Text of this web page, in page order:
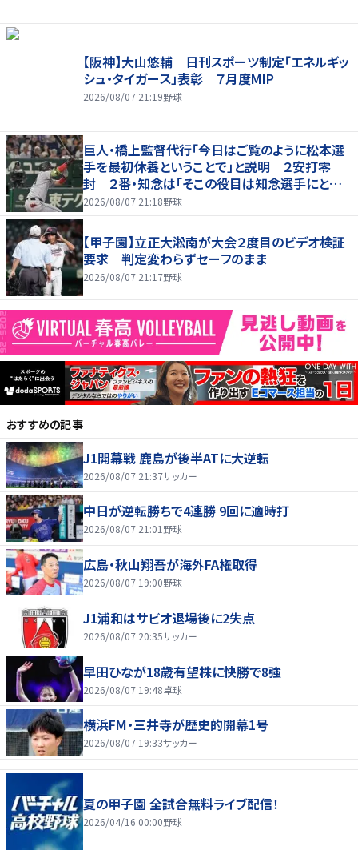
【阪神】大山悠輔 日刊スポーツ制定「エネルギッ
シュ・タイガース」表彰 ７月度MIP
2026/08/07 21:19野球
巨人・橋上監督代行「今日はご覧のように松本選
手を最初休養ということで」と説明 ２安打零
封 ２番・知念は「そこの役目は知念選手にという
形」
2026/08/07 21:18野球
【甲子園】立正大淞南が大会２度目のビデオ検証
要求 判定変わらずセーフのまま
2026/08/07 21:17野球
おすすめの記事
J1開幕戦 鹿島が後半ATに大逆転
2026/08/07 21:37サッカー
中日が逆転勝ちで4連勝 9回に適時打
2026/08/07 21:01野球
広島・秋山翔吾が海外FA権取得
2026/08/07 19:00野球
J1浦和はサビオ退場後に2失点
2026/08/07 20:35サッカー
早田ひなが18歳有望株に快勝で8強
2026/08/07 19:48卓球
横浜FM・三井寺が歴史的開幕1号
2026/08/07 19:33サッカー
夏の甲子園 全試合無料ライブ配信！
2026/04/16 00:00野球